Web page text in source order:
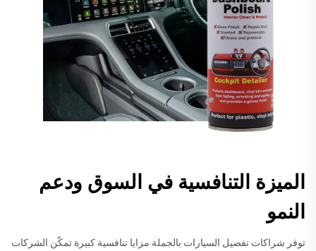
الميزة التنافسية في السوق ودعم
النمو
توفر شراكات تفصيل السيارات بالجملة مزايا تنافسية كبيرة تمكّن الشركات